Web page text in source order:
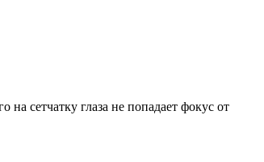
сетчатку глаза не попадает фокус от